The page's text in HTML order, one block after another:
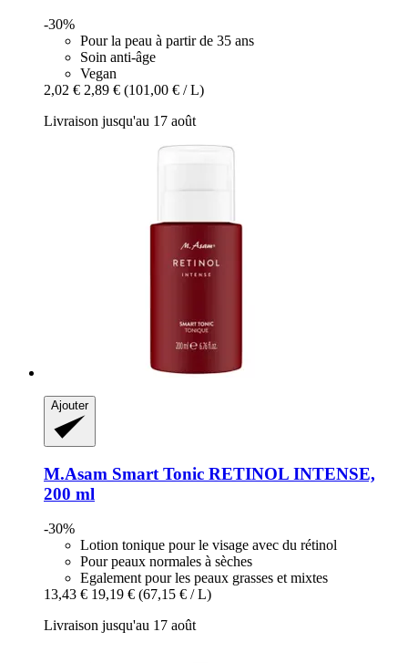
-30%
Pour la peau à partir de 35 ans
Soin anti-âge
Vegan
2,02 € 2,89 € (101,00 € / L)
Livraison jusqu'au 17 août
Ajouter
M.Asam Smart Tonic RETINOL INTENSE,
200 ml
-30%
Lotion tonique pour le visage avec du rétinol
Pour peaux normales à sèches
Egalement pour les peaux grasses et mixtes
13,43 € 19,19 € (67,15 € / L)
Livraison jusqu'au 17 août